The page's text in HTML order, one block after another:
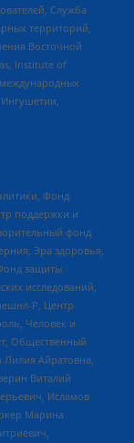
Служба
территорий,
Восточной
Institute of
Фонд
поддержки и
фонд
Эра здоровья,
защиты
исследований,
Р, Центр
Человек и
Общественный
Айратовна,
Виталий
Исламов
Марина